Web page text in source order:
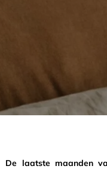
De laatste maanden